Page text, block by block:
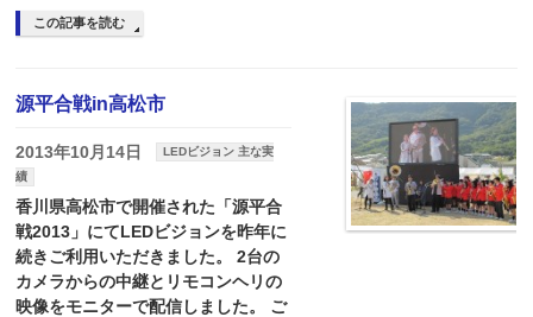
この記事を読む
源平合戦in高松市
2013年10月14日
LEDビジョン 主な実
績
香川県高松市で開催された「源平合
戦2013」にてLEDビジョンを昨年に
続きご利用いただきました。 2台の
カメラからの中継とリモコンヘリの
映像をモニターで配信しました。 ご